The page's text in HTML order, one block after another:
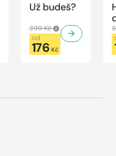
Už budeš?
399 Kč
od
176 Kč